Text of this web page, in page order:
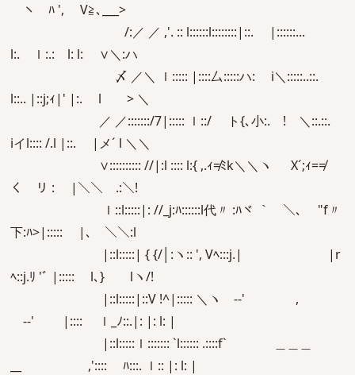
ヽ ﾊ ', V≧､___>
/:／ ／ ,'. :: l::::::l::::::::|::. |::::::...
l:. ｌ:.: l: l: ∨＼:ハ
〆 ／＼ ｌ::::: |::::厶:::::ハ: i＼:::::..::.
l::.. |::j;ｨ|' |:. l > ＼
／ ／:::::::/7|::::: ｌ::/ ト{､小:. ! ＼::.::.
iイl:::: /.l |::. |メ´ l ＼＼
∨:::::::::: //|:l :::: l:{ ,.ｨ≠ﾐk＼＼ヽ X´;ｨ=≠
く リ : |＼＼ .:＼!
ｌ::l:::::|: //_j:ﾊ::::::l代〃 :ﾊヾ ｀ ＼､ "f〃
下:ﾊ>|::::: |､ ＼＼:l
|::l:::::| { {/│:ヽ:: ', Vﾍ:::j.| |r
ﾍ::j.ﾘ 'ﾞ |::::: l､} lヽ/!
|::l:::::|::V !^|::::: ＼ヽゝ-‐' ,
ゝ‐-' |:::: ｌ_ﾉ::.|: |: l: |
|::l:::::ｌ::::::: `l:::::: .::::f` ＿＿＿
__ ,':::: ﾊ:::. ｌ:: |: l: |